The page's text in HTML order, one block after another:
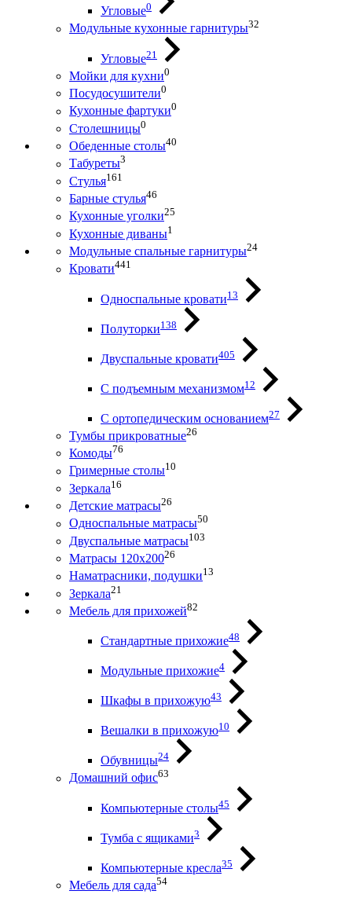
Угловые0
Модульные кухонные гарнитуры32
Угловые21
Мойки для кухни0
Посудосушители0
Кухонные фартуки0
Столешницы0
Обеденные столы40
Табуреты3
Стулья161
Барные стулья46
Кухонные уголки25
Кухонные диваны1
Модульные спальные гарнитуры24
Кровати441
Односпальные кровати13
Полуторки138
Двуспальные кровати405
С подъемным механизмом12
С ортопедическим основанием27
Тумбы прикроватные26
Комоды76
Гримерные столы10
Зеркала16
Детские матрасы26
Односпальные матрасы50
Двуспальные матрасы103
Матрасы 120х20026
Наматрасники, подушки13
Зеркала21
Мебель для прихожей82
Стандартные прихожие48
Модульные прихожие4
Шкафы в прихожую43
Вешалки в прихожую10
Обувницы24
Домашний офис63
Компьютерные столы45
Тумба с ящиками3
Компьютерные кресла35
Мебель для сада54